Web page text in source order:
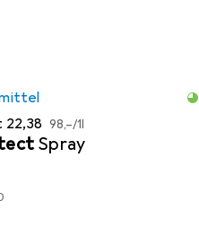
EUR
22,38 EUR
98,–/1l
Spray